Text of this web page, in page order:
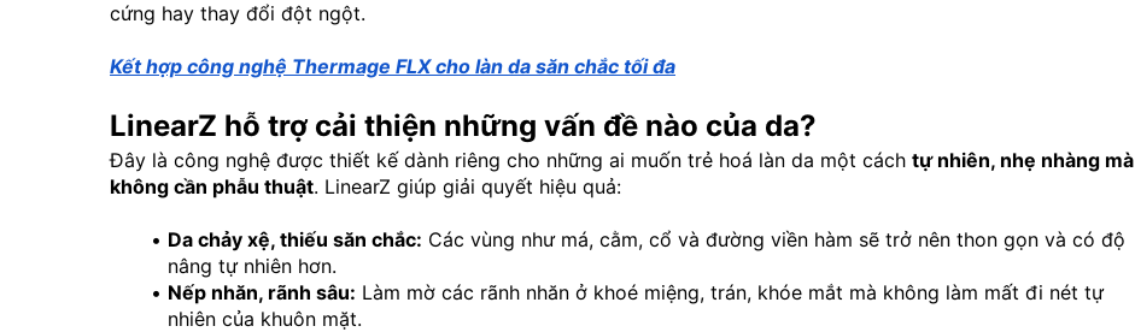
cứng hay thay đổi đột ngột.
Kết hợp công nghệ Thermage FLX cho làn da săn chắc tối đa
LinearZ hỗ trợ cải thiện những vấn đề nào của da?
Đây là công nghệ được thiết kế dành riêng cho những ai muốn trẻ hoá làn da một cách tự nhiên, nhẹ nhàng mà
không cần phẫu thuật. LinearZ giúp giải quyết hiệu quả:
Da chảy xệ, thiếu săn chắc: Các vùng như má, cằm, cổ và đường viền hàm sẽ trở nên thon gọn và có độ
nâng tự nhiên hơn.
Nếp nhăn, rãnh sâu: Làm mờ các rãnh nhăn ở khoé miệng, trán, khóe mắt mà không làm mất đi nét tự
nhiên của khuôn mặt.